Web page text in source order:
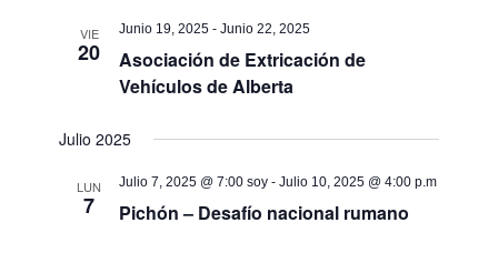
de
VIE
20
Junio 19, 2025 -Junio 22, 2025
Asociación de Extricación de
Vehículos de Alberta
Julio 2025
LUN
7
Julio 7, 2025 @ 7:00 soy -Julio 10, 2025 @ 4:00 p.m
Pichón – Desafío nacional rumano